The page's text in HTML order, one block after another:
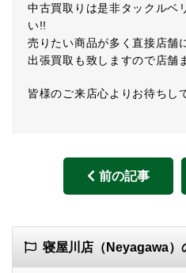
中古買取りは是非タックルベ
い!!
売りたい商品が多く直接店舗
出張買取も致しますので店舗
皆様のご来店心よりお待ちし
前の記事
寝屋川店（Neyagawa）